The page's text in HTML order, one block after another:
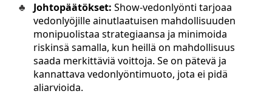
Johtopäätökset: Show-vedonlyönti tarjoaa
vedonlyöjille ainutlaatuisen mahdollisuuden
monipuolistaa strategiaansa ja minimoida
riskinsä samalla, kun heillä on mahdollisuus
saada merkittäviä voittoja. Se on pätevä ja
kannattava vedonlyöntimuoto, jota ei pidä
aliarvioida.